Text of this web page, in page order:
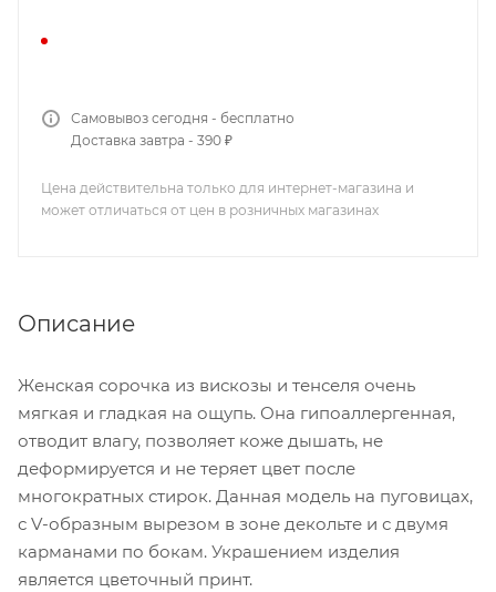
Самовывоз сегодня - бесплатно
Доставка завтра - 390 ₽
Цена действительна только для интернет-магазина и
может отличаться от цен в розничных магазинах
Описание
Женская сорочка из вискозы и тенселя очень
мягкая и гладкая на ощупь. Она гипоаллергенная,
отводит влагу, позволяет коже дышать, не
деформируется и не теряет цвет после
многократных стирок. Данная модель на пуговицах,
с V-образным вырезом в зоне декольте и с двумя
карманами по бокам. Украшением изделия
является цветочный принт.